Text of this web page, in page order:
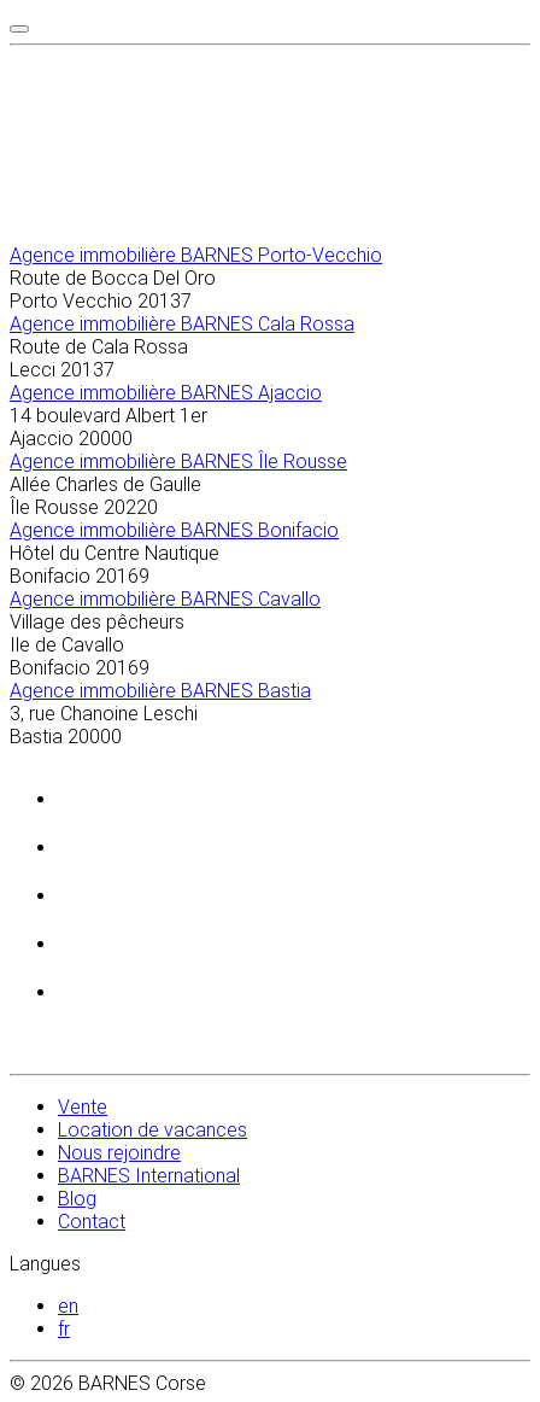
Agence immobilière BARNES Porto-Vecchio
Route de Bocca Del Oro
Porto Vecchio 20137
Agence immobilière BARNES Cala Rossa
Route de Cala Rossa
Lecci 20137
Agence immobilière BARNES Ajaccio
14 boulevard Albert 1er
Ajaccio 20000
Agence immobilière BARNES Île Rousse
Allée Charles de Gaulle
Île Rousse 20220
Agence immobilière BARNES Bonifacio
Hôtel du Centre Nautique
Bonifacio 20169
Agence immobilière BARNES Cavallo
Village des pêcheurs
Ile de Cavallo
Bonifacio 20169
Agence immobilière BARNES Bastia
3, rue Chanoine Leschi
Bastia 20000
Vente
Location de vacances
Nous rejoindre
BARNES International
Blog
Contact
Langues
en
fr
© 2026 BARNES Corse